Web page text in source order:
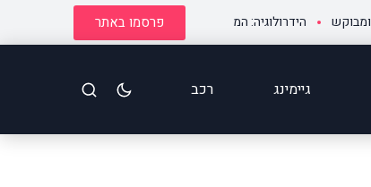
הידרולוגיה: המדע שמסביר כיצד המים מניעים את העולם
פרסמו באתר
גיימינג רכב